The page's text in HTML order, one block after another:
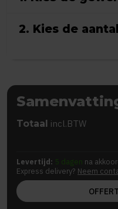
2. Kies de
Totaal incl.BTW
Levertijd: 5 dagen na
Express delivery? Neem